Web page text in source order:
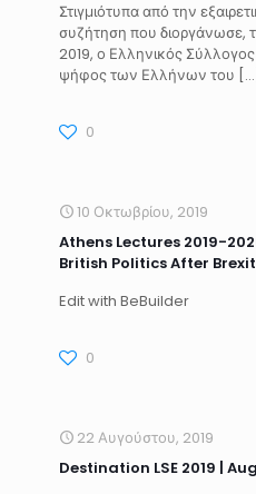
Στιγμιότυπα από την
συζήτηση που διοργάνωσε,
2019, ο Ελληνικός
ψήφος των Ελλήνων του
0
10 Οκτωβρίου, 2019
Athens Lectures 2019-
British Politics After
Edit with BeBuilder
0
22 Αυγούστου, 2019
Destination LSE 2019 |